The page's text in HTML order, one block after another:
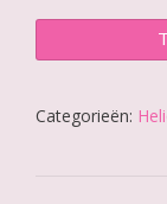
360°
Gel
SPF50
Categorieën: